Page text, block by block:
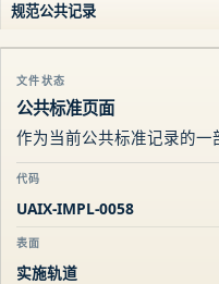
规范公共记录
文件状态
公共标准页面
作为当前公共标准记录的一
代码
UAIX-IMPL-0058
表面
实施轨道